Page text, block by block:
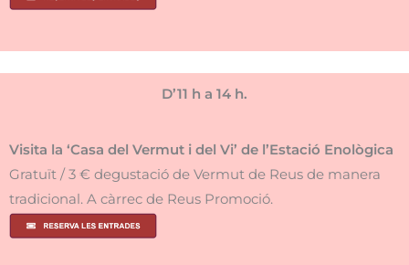
D’11 h a 14 h.
Visita la ‘Casa del Vermut i del Vi’ de l’Estació Enològica
Gratuït / 3 € degustació de Vermut de Reus de manera
tradicional. A càrrec de Reus Promoció.